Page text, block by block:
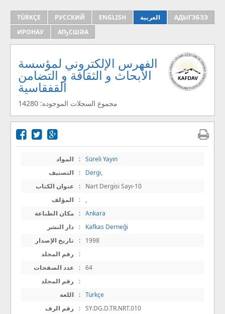
TÜRKÇE РУССКИЙ ENGLISH العربية
АДЫГЭБЗЭ
ИРОНАУ
АҦСШӘА
الفهرس الإلكتروني لمؤسسة
الأبحاث و الثقافة و التضامن
القفقاسية
مجموع السجلات الموجوده: 14280
المواد : Süreli Yayın
التصنيف
: Dergi,
عنوان الكتاب
:
Nart Dergisi Sayı-10
المؤلف
:
,
مكان الطباعة
: Ankara
دار النشر
:
Kafkas Derneği
تاريخ الإصدار
:
1998
رقم المجلد
:
عدد الصفحات
: 64
رقم المجلد
:
اللغة
: Türkçe
رقم الرف
: SY.DG.D.TR.NRT.010